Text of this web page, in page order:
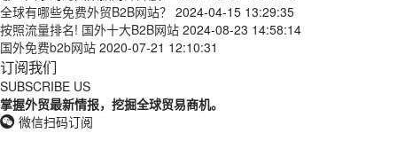
全球有哪些免费外贸B2B网站？ 2024-04-15 13:29:35
按照流量排名! 国外十大B2B网站 2024-08-23 14:58:14
国外免费b2b网站 2020-07-21 12:10:31
订阅我们
SUBSCRIBE US
掌握外贸最新情报，挖掘全球贸易商机。
微信扫码订阅